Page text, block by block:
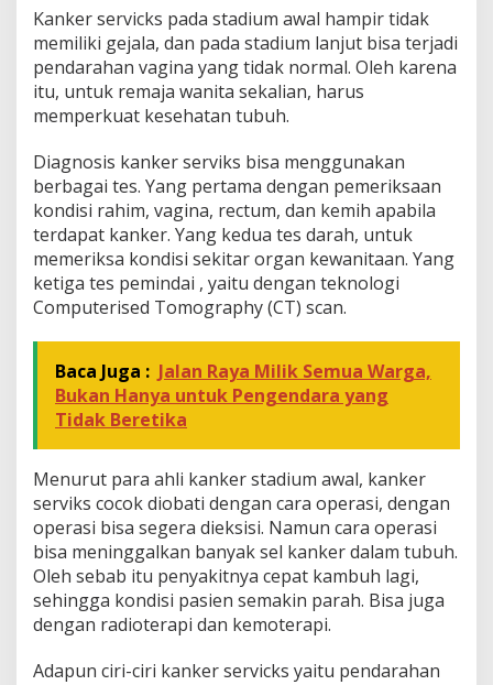
Kanker servicks pada stadium awal hampir tidak
memiliki gejala, dan pada stadium lanjut bisa terjadi
pendarahan vagina yang tidak normal. Oleh karena
itu, untuk remaja wanita sekalian, harus
memperkuat kesehatan tubuh.
Diagnosis kanker serviks bisa menggunakan
berbagai tes. Yang pertama dengan pemeriksaan
kondisi rahim, vagina, rectum, dan kemih apabila
terdapat kanker. Yang kedua tes darah, untuk
memeriksa kondisi sekitar organ kewanitaan. Yang
ketiga tes pemindai , yaitu dengan teknologi
Computerised Tomography (CT) scan.
Baca Juga : Jalan Raya Milik Semua Warga,
Bukan Hanya untuk Pengendara yang
Tidak Beretika
Menurut para ahli kanker stadium awal, kanker
serviks cocok diobati dengan cara operasi, dengan
operasi bisa segera dieksisi. Namun cara operasi
bisa meninggalkan banyak sel kanker dalam tubuh.
Oleh sebab itu penyakitnya cepat kambuh lagi,
sehingga kondisi pasien semakin parah. Bisa juga
dengan radioterapi dan kemoterapi.
Adapun ciri-ciri kanker servicks yaitu pendarahan